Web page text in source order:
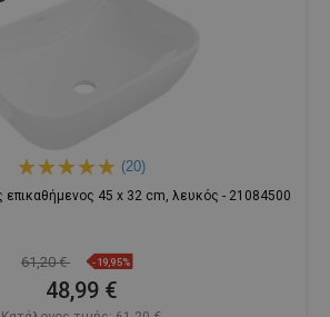
(20)
επικαθήμενος 45 x 32 cm, λευκός - 21084500
61,20 € -19,95%
48,99 €